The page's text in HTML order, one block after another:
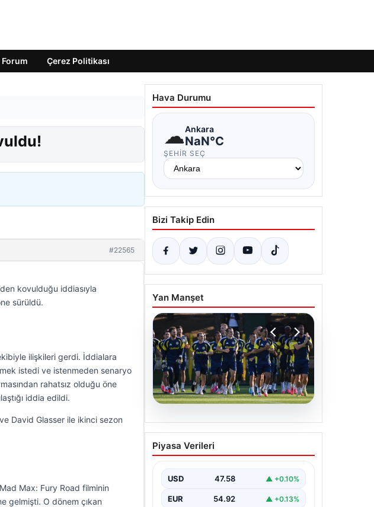
Forum Çerez Politikası
#22565
kovulduğu iddiasıyla
sürüldü.
ilişkileri gerdi. İddialara
istedi ve istenmeden senaryo
rahatsız olduğu öne
iddia edildi.
David Glasser ile ikinci sezon
Max: Fury Road filminin
gelmişti. O dönem çıkan
Hava Durumu
☁Ankara
NaN°C
ŞEHIR SEÇ
Bizi Takip Edin
Yan Manşet
05.08.2026
Fenerbahçe’nin Avrupa
kadrosunda Sturm Graz
Piyasa Verileri
USD 47.58 ▲ +0.10%
EUR 54.92 ▲ +0.13%